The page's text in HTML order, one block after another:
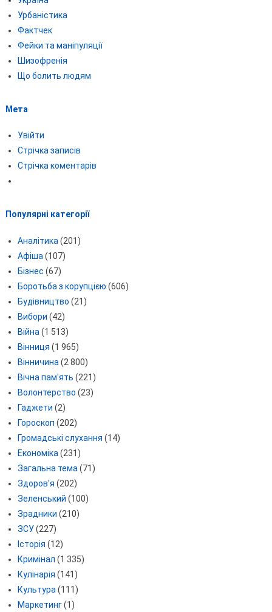
Урбаністика
Фактчек
Фейки та маніпуляції
Шизофренія
Що болить людям
Мета
Увійти
Стрічка записів
Стрічка коментарів
Популярні категорії
Аналітика (201)
Афіша (107)
Бізнес (67)
Боротьба з корупцією (606)
Будівництво (21)
Вибори (42)
Війна (1 513)
Вінниця (1 965)
Вінничина (2 800)
Вічна пам'ять (221)
Волонтерство (23)
Гаджети (2)
Гороскоп (202)
Громадські слухання (14)
Економіка (231)
Загальна тема (71)
Здоров'я (202)
Зеленський (100)
Зрадники (210)
ЗСУ(227)
Історія (12)
Кримінал (1 335)
Кулінарія (141)
Культура (111)
Маркетинг(1)